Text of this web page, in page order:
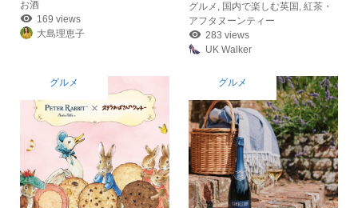
お酒
169 views
大島理恵子
グルメ
国内で楽しむ英国 ,紅茶・
アフタヌーンティー
283 views
UK Walker
グルメ グルメ